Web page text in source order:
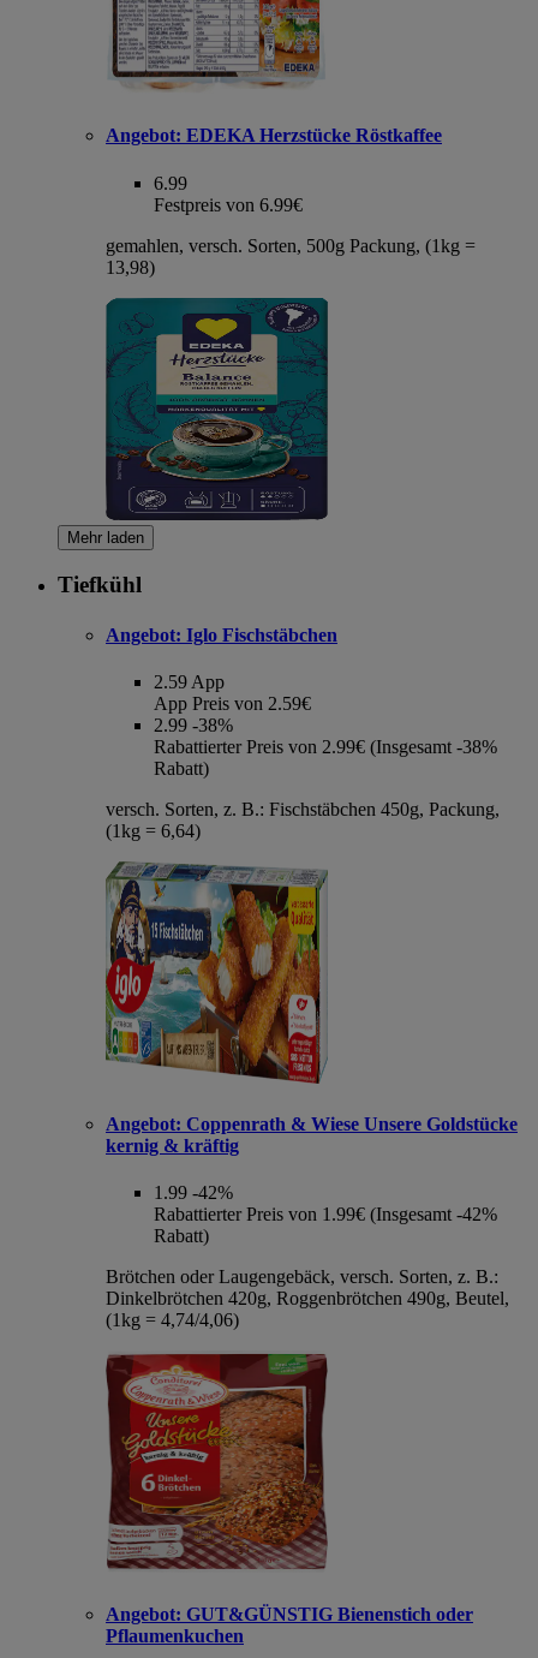
Angebot: EDEKA Herzstücke Röstkaffee
6.99
Festpreis von 6.99€
gemahlen, versch. Sorten, 500g Packung, (1kg =
13,98)
Mehr laden
Tiefkühl
Angebot: Iglo Fischstäbchen
2.59 App
App Preis von 2.59€
2.99 -38%
Rabattierter Preis von 2.99€ (Insgesamt -38%
Rabatt)
versch. Sorten, z. B.: Fischstäbchen 450g, Packung,
(1kg = 6,64)
Angebot: Coppenrath & Wiese Unsere Goldstücke
kernig & kräftig
1.99 -42%
Rabattierter Preis von 1.99€ (Insgesamt -42%
Rabatt)
Brötchen oder Laugengebäck, versch. Sorten, z. B.:
Dinkelbrötchen 420g, Roggenbrötchen 490g, Beutel,
(1kg = 4,74/4,06)
Angebot: GUT&GÜNSTIG Bienenstich oder
Pflaumenkuchen